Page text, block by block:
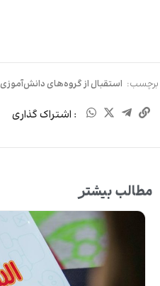
برچسب: استقبال از گروه‌های دانش‌آموزی
: اشتراک گذاری
مطالب بیشتر